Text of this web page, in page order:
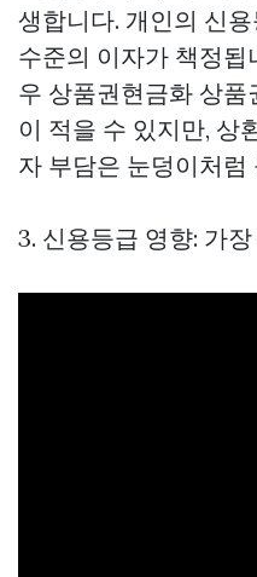
생합니다. 개인의 신
수준의 이자가 책정됩
우 상품권현금화 상품
이 적을 수 있지만, 상
자 부담은 눈덩이처럼
3. 신용등급 영향: 가